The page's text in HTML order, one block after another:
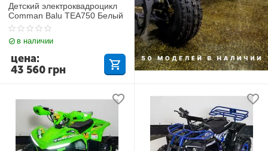
Детский электроквадроцикл
Comman Balu TEA750 Белый
в наличии
43 560 грн
цена: